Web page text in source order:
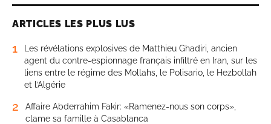
ARTICLES LES PLUS LUS
1
Les révélations explosives de Matthieu Ghadiri, ancien
agent du contre-espionnage français infiltré en Iran, sur les
liens entre le régime des Mollahs, le Polisario, le Hezbollah
et l’Algérie
2
Affaire Abderrahim Fakir: «Ramenez-nous son corps»,
clame sa famille à Casablanca